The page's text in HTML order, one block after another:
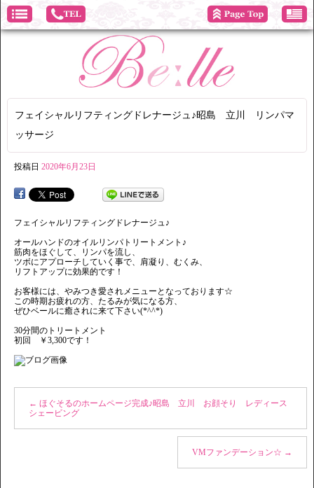
フェイシャルリフティングドレナージュ♪昭島 立川 リンパマ
ッサージ
投稿日 2020年6月23日
フェイシャルリフティングドレナージュ♪
オールハンドのオイルリンパトリートメント♪
筋肉をほぐして、リンパを流し、
ツボにアプローチしていく事で、肩凝り、むくみ、
リフトアップに効果的です！
お客様には、やみつき愛されメニューとなっております☆
この時期お疲れの方、たるみが気になる方、
ぜひベールに癒されに来て下さい(*^^*)
30分間のトリートメント
初回 ￥3,300です！
← ほぐそるのホームページ完成♪昭島 立川 お顔そり レディース
シェービング
VMファンデーション☆ →